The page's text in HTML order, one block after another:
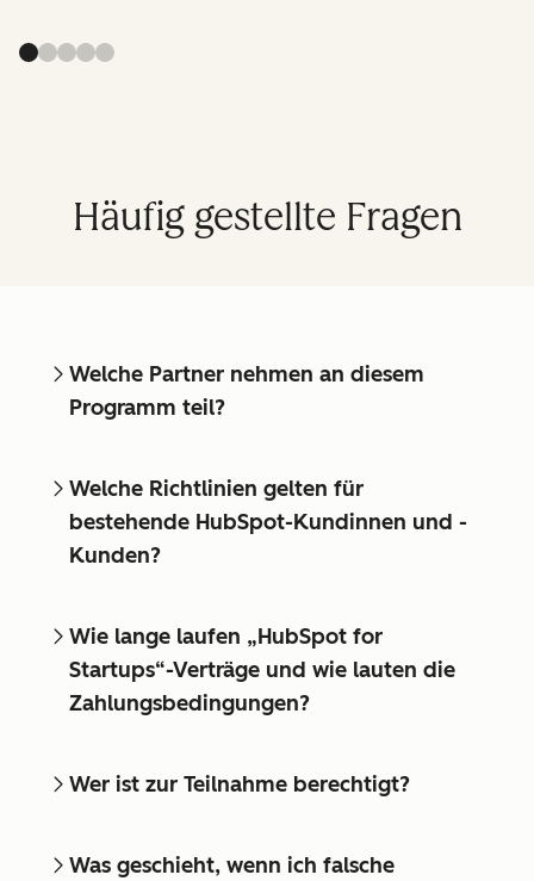
Häufig gestellte Fragen
Welche Partner nehmen an diesem
Programm teil?
Welche Richtlinien gelten für
bestehende HubSpot-Kundinnen und -
Kunden?
Wie lange laufen „HubSpot for
Startups“-Verträge und wie lauten die
Zahlungsbedingungen?
Wer ist zur Teilnahme berechtigt?
Was geschieht, wenn ich falsche